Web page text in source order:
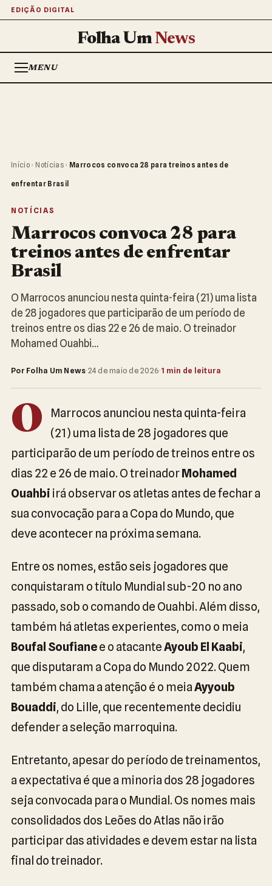
EDIÇÃO DIGITAL
Folha UmNews
MENU
Início › Notícias › Marrocos convoca 28 para treinos antes de
enfrentar Brasil
NOTÍCIAS
Marrocos convoca 28 para
treinos antes de enfrentar
Brasil
O Marrocos anunciou nesta quinta-feira (21) uma lista
de 28 jogadores que participarão de um período de
treinos entre os dias 22 e 26 de maio. O treinador
Mohamed Ouahbi…
Por Folha Um News·24 de maio de 2026·1 min de leitura
O
Marrocos anunciou nesta quinta-feira
(21) uma lista de 28 jogadores que
participarão de um período de treinos entre os
dias 22 e 26 de maio. O treinadorMohamed
Ouahbi irá observar os atletas antes de fechar a
sua convocação para a Copa do Mundo, que
deve acontecer na próxima semana.
Entre os nomes, estão seis jogadores que
conquistaram o título Mundial sub-20 no ano
passado, sob o comando de Ouahbi. Além disso,
também há atletas experientes, como o meia
Boufal Soufianee o atacanteAyoub El Kaabi,
que disputaram a Copa do Mundo 2022. Quem
também chama a atenção é o meiaAyyoub
Bouaddi, do Lille, que recentemente decidiu
defender a seleção marroquina.
Entretanto, apesar do período de treinamentos,
a expectativa é que a minoria dos 28 jogadores
seja convocada para o Mundial. Os nomes mais
consolidados dos Leões do Atlas não irão
participar das atividades e devem estar na lista
final do treinador.